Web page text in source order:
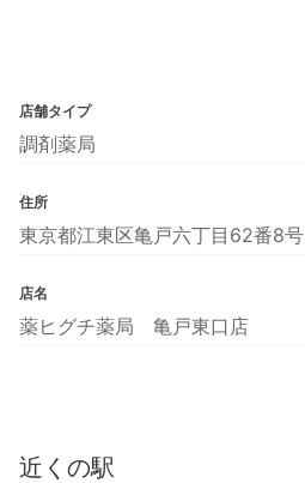
店舗タイプ
調剤薬局
住所
東京都江東区亀戸六丁目62番8号
店名
薬ヒグチ薬局 亀戸東口店
近くの駅